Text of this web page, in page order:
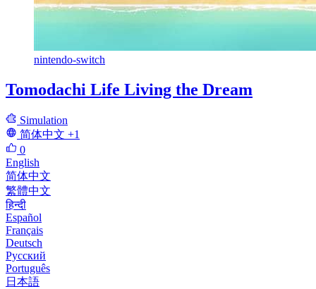
nintendo-switch
Tomodachi Life Living the Dream
Simulation
简体中文 +1
0
English
简体中文
繁體中文
हिन्दी
Español
Français
Deutsch
Русский
Português
日本語